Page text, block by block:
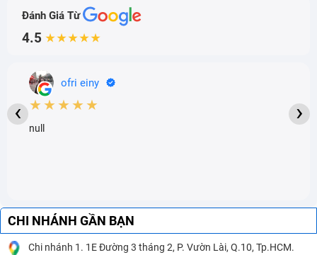
Đánh Giá Từ
4.5 ★★★★★
ofri einy
★★★★★
null
‹ ›
CHI NHÁNH GẦN BẠN
Chi nhánh 1. 1E Đường 3 tháng 2, P. Vườn Lài, Q.10, Tp.HCM.